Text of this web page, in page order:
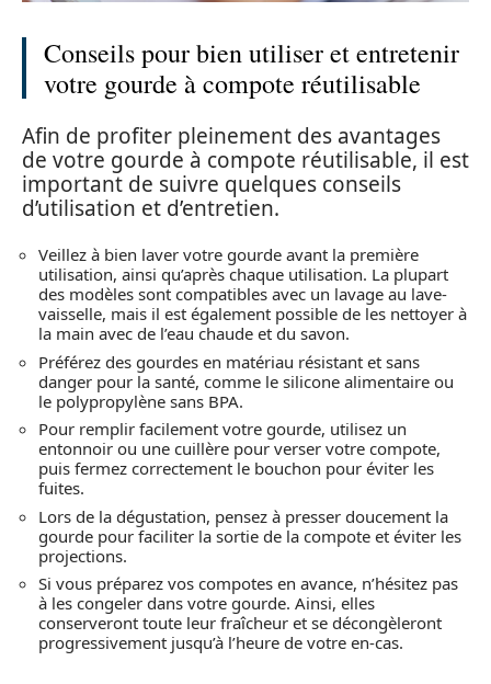
Conseils pour bien utiliser et entretenir
votre gourde à compote réutilisable
Afin de profiter pleinement des avantages
de votre gourde à compote réutilisable, il est
important de suivre quelques conseils
d’utilisation et d’entretien.
Veillez à bien laver votre gourde avant la première
utilisation, ainsi qu’après chaque utilisation. La plupart
des modèles sont compatibles avec un lavage au lave-
vaisselle, mais il est également possible de les nettoyer à
la main avec de l’eau chaude et du savon.
Préférez des gourdes en matériau résistant et sans
danger pour la santé, comme le silicone alimentaire ou
le polypropylène sans BPA.
Pour remplir facilement votre gourde, utilisez un
entonnoir ou une cuillère pour verser votre compote,
puis fermez correctement le bouchon pour éviter les
fuites.
Lors de la dégustation, pensez à presser doucement la
gourde pour faciliter la sortie de la compote et éviter les
projections.
Si vous préparez vos compotes en avance, n’hésitez pas
à les congeler dans votre gourde. Ainsi, elles
conserveront toute leur fraîcheur et se décongèleront
progressivement jusqu’à l’heure de votre en-cas.